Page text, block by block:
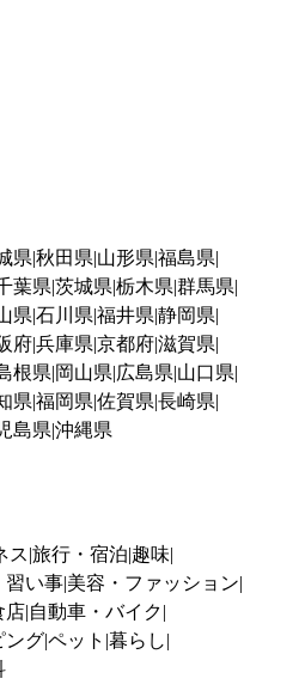
県 秋田県 山形県 福島県
葉県 茨城県 栃木県 群馬県
県 石川県 福井県 静岡県
府兵庫県 京都府滋賀県
根県 岡山県 広島県 山口県
県 福岡県 佐賀県 長崎県
島県 沖縄県
ス 旅行・宿泊 趣味
習い事 美容・ファッション
店 自動車・バイク
ングペット 暮らし